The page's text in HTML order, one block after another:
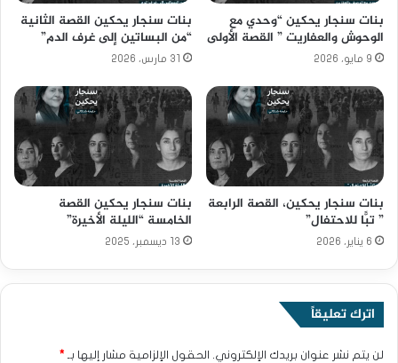
بنات سنجار يحكين “وحدي مع
الوحوش والعفاريت ” القصة الأولى
9 مايو، 2026
بنات سنجار يحكين القصة الثانية
“من البساتين إلى غرف الدم”
31 مارس، 2026
بنات سنجار يحكين، القصة الرابعة
” تبًّا للاحتفال”
6 يناير، 2026
بنات سنجار يحكين القصة
الخامسة “الليلة الأخيرة”
13 ديسمبر، 2025
اترك تعليقاً
لن يتم نشر عنوان بريدك الإلكتروني. الحقول الإلزامية مشار إليها بـ *